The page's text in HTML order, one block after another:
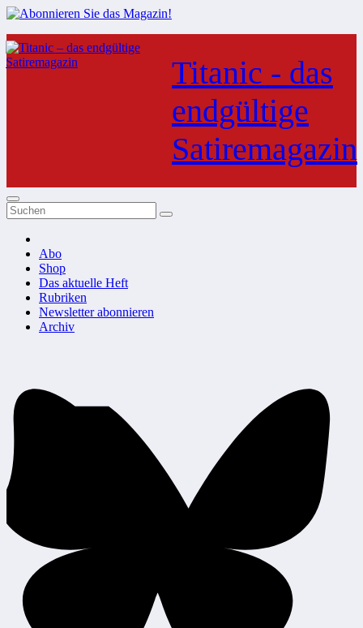
Zum
Inhalt
springen
Titanic - das
endgültige
Satiremagazin
Abo
Shop
Das aktuelle Heft
Rubriken
Newsletter abonnieren
Archiv